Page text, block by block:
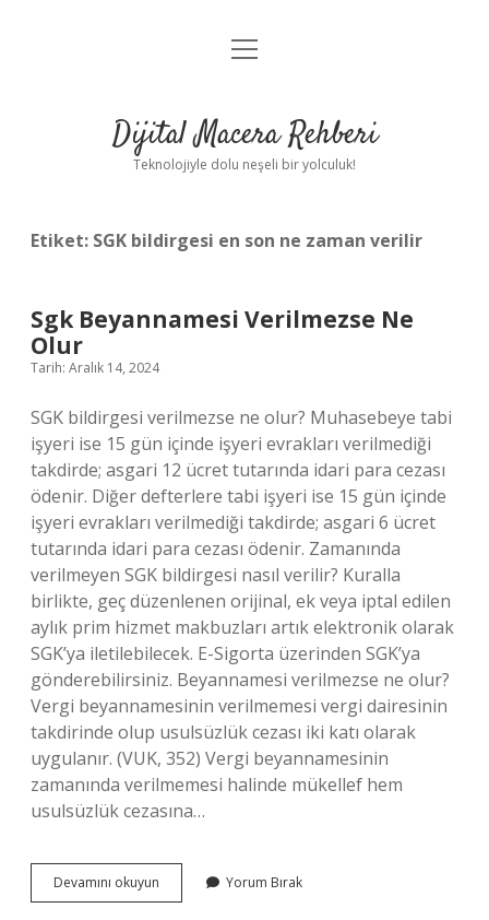
Anasayfa
Yasal Uyarı
menüyü
Dijital Macera Rehberi
Teknolojiyle dolu neşeli bir yolculuk!
Etiket: SGK bildirgesi en son ne zaman verilir
Sgk Beyannamesi Verilmezse Ne
Olur
Tarih: Aralık 14, 2024
SGK bildirgesi verilmezse ne olur? Muhasebeye tabi
işyeri ise 15 gün içinde işyeri evrakları verilmediği
takdirde; asgari 12 ücret tutarında idari para cezası
ödenir. Diğer defterlere tabi işyeri ise 15 gün içinde
işyeri evrakları verilmediği takdirde; asgari 6 ücret
tutarında idari para cezası ödenir. Zamanında
verilmeyen SGK bildirgesi nasıl verilir? Kuralla
birlikte, geç düzenlenen orijinal, ek veya iptal edilen
aylık prim hizmet makbuzları artık elektronik olarak
SGK’ya iletilebilecek. E-Sigorta üzerinden SGK’ya
gönderebilirsiniz. Beyannamesi verilmezse ne olur?
Vergi beyannamesinin verilmemesi vergi dairesinin
takdirinde olup usulsüzlük cezası iki katı olarak
uygulanır. (VUK, 352) Vergi beyannamesinin
zamanında verilmemesi halinde mükellef hem
usulsüzlük cezasına…
Devamını okuyun
Beyannamesi
Yorum Bırak